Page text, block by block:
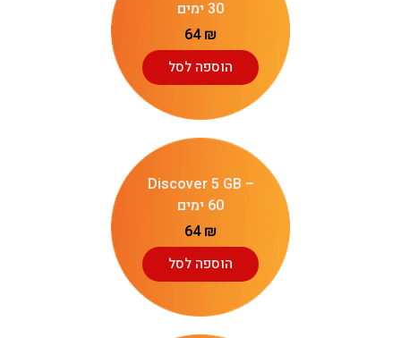
30 ימים
64₪
הוספה לסל
Discover 5 GB –
60 ימים
64₪
הוספה לסל